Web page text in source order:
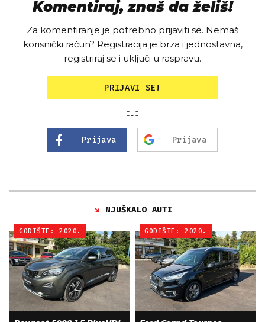
Komentiraj, znaš da želiš!
Za komentiranje je potrebno prijaviti se. Nemaš
korisnički račun? Registracija je brza i jednostavna,
registriraj se i uključi u raspravu.
PRIJAVI SE!
ILI
Prijava Prijava
NJUŠKALO AUTI
GODIŠTE: 2020. GODIŠTE: 2020.